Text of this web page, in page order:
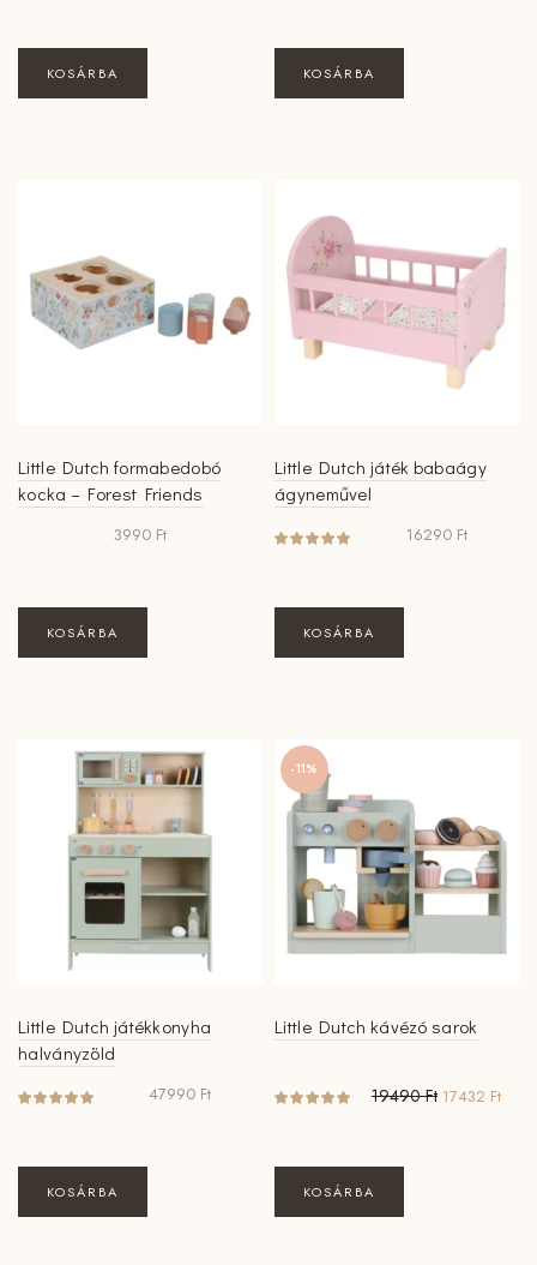
KOSÁRBA KOSÁRBA
Little Dutch formabedobó
kocka – Forest Friends
3990 Ft
KOSÁRBA
Little Dutch játék babaágy
ágyneművel
16290 Ft
KOSÁRBA
Little Dutch játékkonyha
halványzöld
47990 Ft
KOSÁRBA
-11%
Little Dutch kávézó sarok
19490Ft Original
17432 Ft
KOSÁRBA